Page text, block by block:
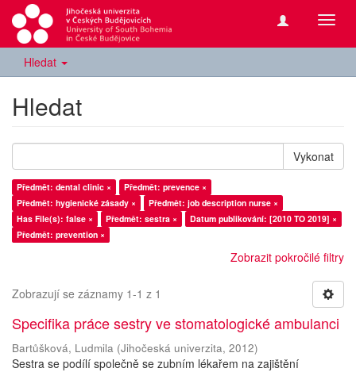
Hledat
Hledat
Vykonat
Předmět: dental clinic ×
Předmět: prevence ×
Předmět: hygienické zásady ×
Předmět: job description nurse ×
Has File(s): false ×
Předmět: sestra ×
Datum publikování: [2010 TO 2019] ×
Předmět: prevention ×
Zobrazit pokročilé filtry
Zobrazují se záznamy 1-1 z 1
Specifika práce sestry ve stomatologické ambulanci
Bartůšková, Ludmila (Jihočeská univerzita, 2012)
Sestra se podílí společně se zubním lékařem na zajištění